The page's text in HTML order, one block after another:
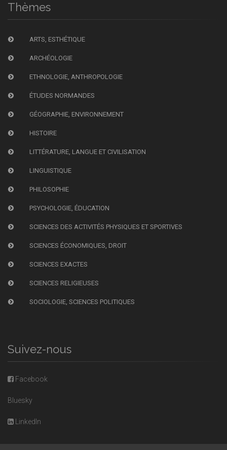
Thèmes
ARTS, ESTHÉTIQUE
ARCHÉOLOGIE
ETHNOLOGIE, ANTHROPOLOGIE
ÉTUDES NORMANDES
GÉOGRAPHIE, ENVIRONNEMENT
HISTOIRE
LITTÉRATURE, LANGUE ET CIVILISATION
LINGUISTIQUE
PHILOSOPHIE
PSYCHOLOGIE, ÉDUCATION
SCIENCES DES ACTIVITÉS PHYSIQUES ET SPORTIVES
SCIENCES ÉCONOMIQUES, DROIT
SCIENCES EXACTES
SCIENCES RELIGIEUSES
SOCIOLOGIE, SCIENCES POLITIQUES
Suivez-nous
Facebook
Bluesky
LinkedIn